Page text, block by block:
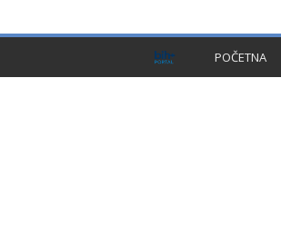
POČETNA